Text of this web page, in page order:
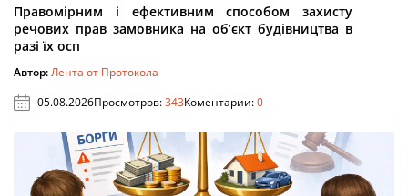
Правомірним і ефективним способом захисту
речових прав замовника на об’єкт будівництва в
разі їх осп
Автор:Лента от Протокола
05.08.2026Просмотров:343Коментарии:0